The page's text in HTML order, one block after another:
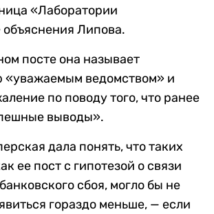
«Лаборатории
объяснения Липова.
посте она называет
«уважаемым ведомством» и
по поводу того, что ранее
выводы».
дала понять, что таких
ее пост с гипотезой о связи
сбоя, могло бы не
гораздо меньше, — если